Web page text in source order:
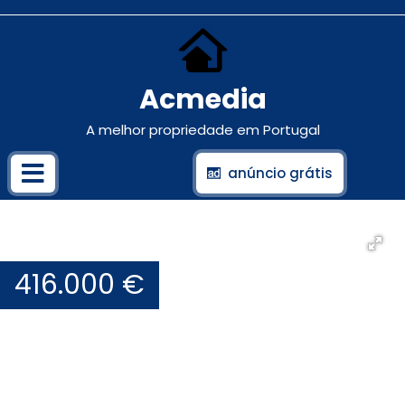
Acmedia
A melhor propriedade em Portugal
anúncio grátis
416.000 €